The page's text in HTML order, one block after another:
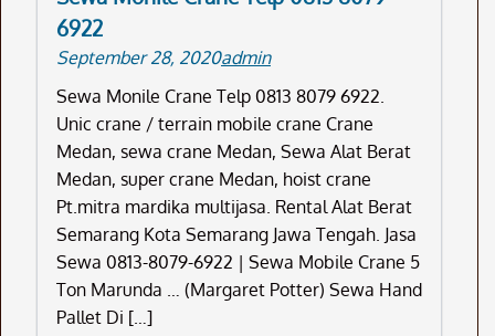
6922
September 28, 2020admin
Sewa Monile Crane Telp 0813 8079 6922.
Unic crane / terrain mobile crane Crane
Medan, sewa crane Medan, Sewa Alat Berat
Medan, super crane Medan, hoist crane
Pt.mitra mardika multijasa. Rental Alat Berat
Semarang Kota Semarang Jawa Tengah. Jasa
Sewa 0813-8079-6922 | Sewa Mobile Crane 5
Ton Marunda … (Margaret Potter) Sewa Hand
Pallet Di […]